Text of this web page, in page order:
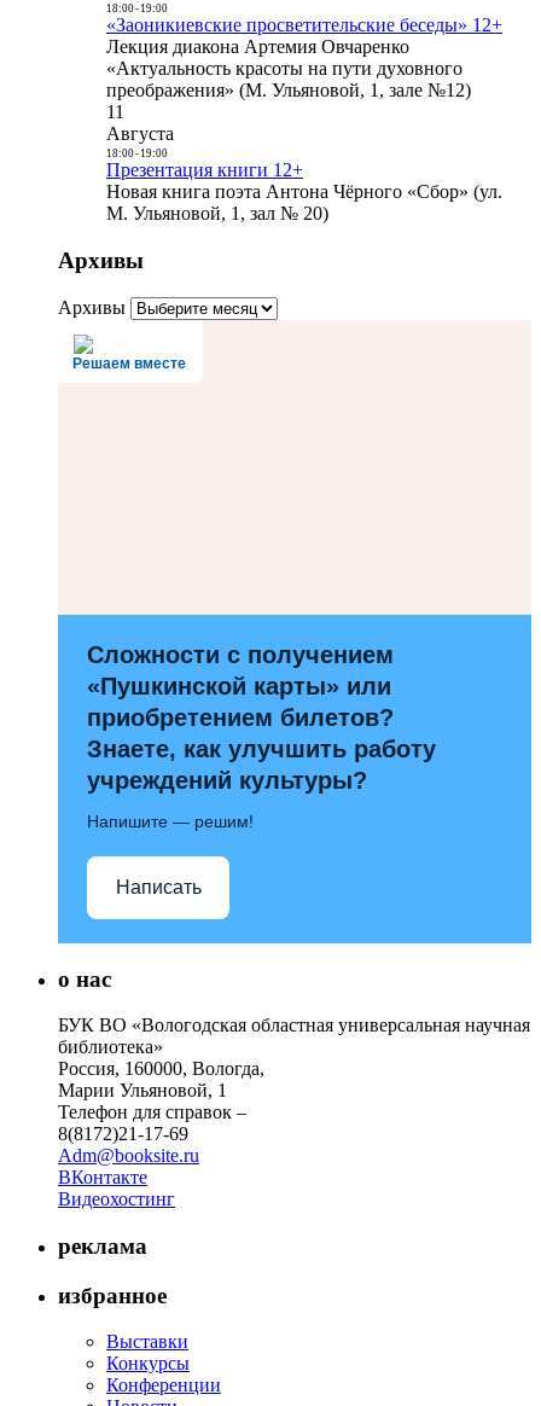
18:00- 19:00
«Заоникиевские просветительские беседы» 12+
Лекция диакона Артемия Овчаренко
«Актуальность красоты на пути духовного
преображения» (М. Ульяновой, 1, зале №12)
11
Августа
18:00- 19:00
Презентация книги 12+
Новая книга поэта Антона Чёрного «Сбор» (ул.
М. Ульяновой, 1, зал № 20)
Архивы
Архивы
Решаем вместе
Сложности с получением
«Пушкинской карты» или
приобретением билетов?
Знаете, как улучшить работу
учреждений культуры?
Напишите — решим!
Написать
о нас
БУК ВО «Вологодская областная универсальная научная
библиотека»
Россия, 160000, Вологда,
Марии Ульяновой, 1
Телефон для справок –
8(8172)21-17-69
Adm@booksite.ru
ВКонтакте
Видеохостинг
реклама
избранное
Выставки
Конкурсы
Конференции